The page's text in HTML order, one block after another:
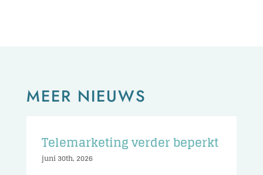
MEER NIEUWS
Telemarketing verder beperkt
juni 30th, 2026